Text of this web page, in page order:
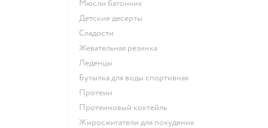
мюсли батончик
детские десерты
сладости
жевательная резинка
леденцы
Бутылка для воды спортивная
Протеин
Протеиновый коктейль
Жиросжигатели для похудения